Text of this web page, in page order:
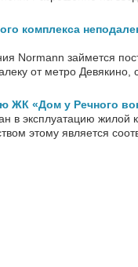
комплекса
Normann займется
от метро
ЖК «Дом у Речного
в эксплуатацию жилой
этому является